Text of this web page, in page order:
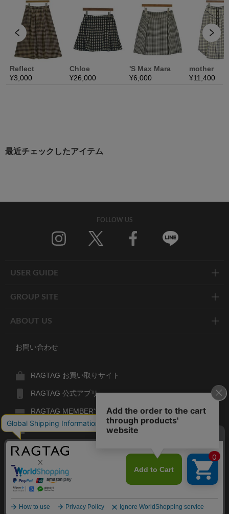
最近チェックしたアイテム
FOLLOW US
USER GUIDE
GROUP SITE
ABOUT US
お問い合わせ
RAGTAG お買い取りサイト
RAGTAG 公式アプリ
RAGTAG MEMBER'S CARD
RAGTAG MAGAZINE
RAGTAG Global